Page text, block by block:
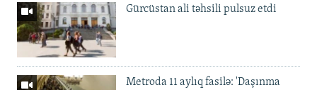
Gürcüstan ali təhsili pulsuz etdi
Metroda 11 aylıq fasilə: 'Daşınma